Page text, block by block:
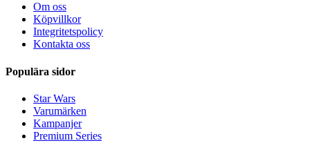
Om oss
Köpvillkor
Integritetspolicy
Kontakta oss
Populära sidor
Star Wars
Varumärken
Kampanjer
Premium Series